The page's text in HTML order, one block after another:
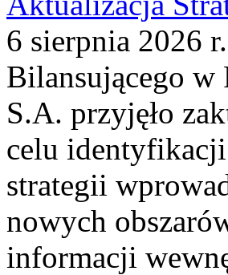
6 sierpnia 2026
Bilansującego w
S.A. przyjęło
celu
strategii
nowych
informacji